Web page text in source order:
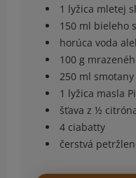
1 lyžica mletej
150 ml bieleho
horúca voda
100 g
250 ml
1 lyžica masla
šťava z ½
4 ciabatty
čerstvá